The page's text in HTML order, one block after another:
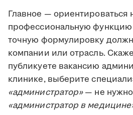
Главное — ориентироваться
профессиональную функцию
точную формулировку
компании или отрасль.
публикуете вакансию
клинике, выберите
«администратор»— не нужно
«администратор в